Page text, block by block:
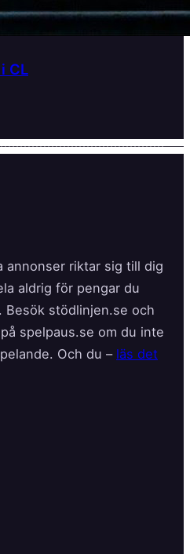
CL
annonser riktar sig till dig
aldrig för pengar du
Besök stödlinjen.se och
spelpaus.se om du inte
Och du – läs det